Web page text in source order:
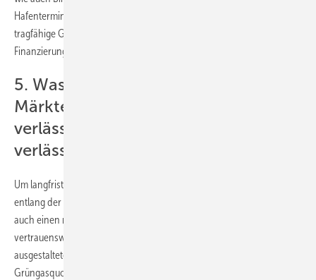
Hafenterminals, Cracker-Anlagen und weiterer Infrastruktur verlange
tragfähige Geschäftsmodelle und nachhaltige
Finanzierungsmechanismen.
5. Wasserstoff muss auf liquiden
Märkten handelbar sein – dafür sind
verlässliche Nachfrage und
verlässliches Angebot notwendig
Um langfristige Planungssicherheit für Marktakteure und Investoren
entlang der gesamten Wertschöpfungskette zu schaffen, brauche es
auch einen nachfrageseitigen und für Investoren hinreichend
vertrauenswürdigen Pull-Effekt, durch beispielsweise eine sinnvoll
ausgestaltete sowie verteilungs- und wettbewerbspolitisch austarierte
Grüngasquote, grüne Leitmärkte oder andere ähnlich wirkende